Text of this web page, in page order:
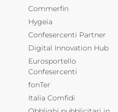
Commerfin
Hygeia
Confesercenti Partner
Digital Innovation Hub
Eurosportello
Confesercenti
fonTer
Italia Comfidi